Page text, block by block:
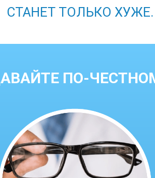
СТАНЕТ ТОЛЬКО ХУЖЕ.
ПО-